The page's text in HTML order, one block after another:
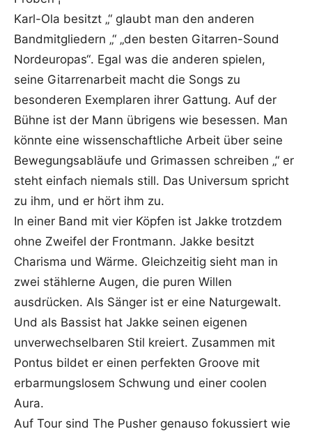
Karl-Ola besitzt „“ glaubt man den anderen
Bandmitgliedern „“ „den besten Gitarren-Sound
Nordeuropas“. Egal was die anderen spielen,
seine Gitarrenarbeit macht die Songs zu
besonderen Exemplaren ihrer Gattung. Auf der
Bühne ist der Mann übrigens wie besessen. Man
könnte eine wissenschaftliche Arbeit über seine
Bewegungsabläufe und Grimassen schreiben „“ er
steht einfach niemals still. Das Universum spricht
zu ihm, und er hört ihm zu.
In einer Band mit vier Köpfen ist Jakke trotzdem
ohne Zweifel der Frontmann. Jakke besitzt
Charisma und Wärme. Gleichzeitig sieht man in
zwei stählerne Augen, die puren Willen
ausdrücken. Als Sänger ist er eine Naturgewalt.
Und als Bassist hat Jakke seinen eigenen
unverwechselbaren Stil kreiert. Zusammen mit
Pontus bildet er einen perfekten Groove mit
erbarmungslosem Schwung und einer coolen
Aura.
Auf Tour sind The Pusher genauso fokussiert wie